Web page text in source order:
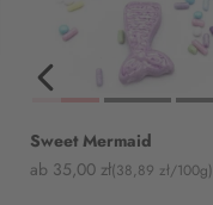
Sweet Mermaid
Angebot
ab 35,00 zł(38,89 zł/100g)